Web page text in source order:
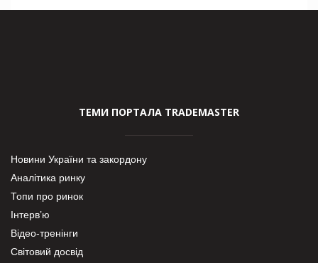
ТЕМИ ПОРТАЛА TRADEMASTER
Новини України та закордону
Аналітика ринку
Топи про ринок
Інтерв’ю
Відео-тренінги
Світовий досвід